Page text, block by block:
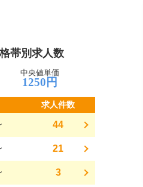
帯別求人数
中央値単価
1250円
求人件数
44
21
3